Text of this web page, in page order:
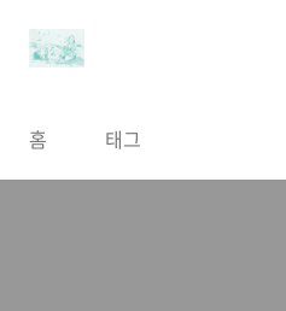
홈 태그